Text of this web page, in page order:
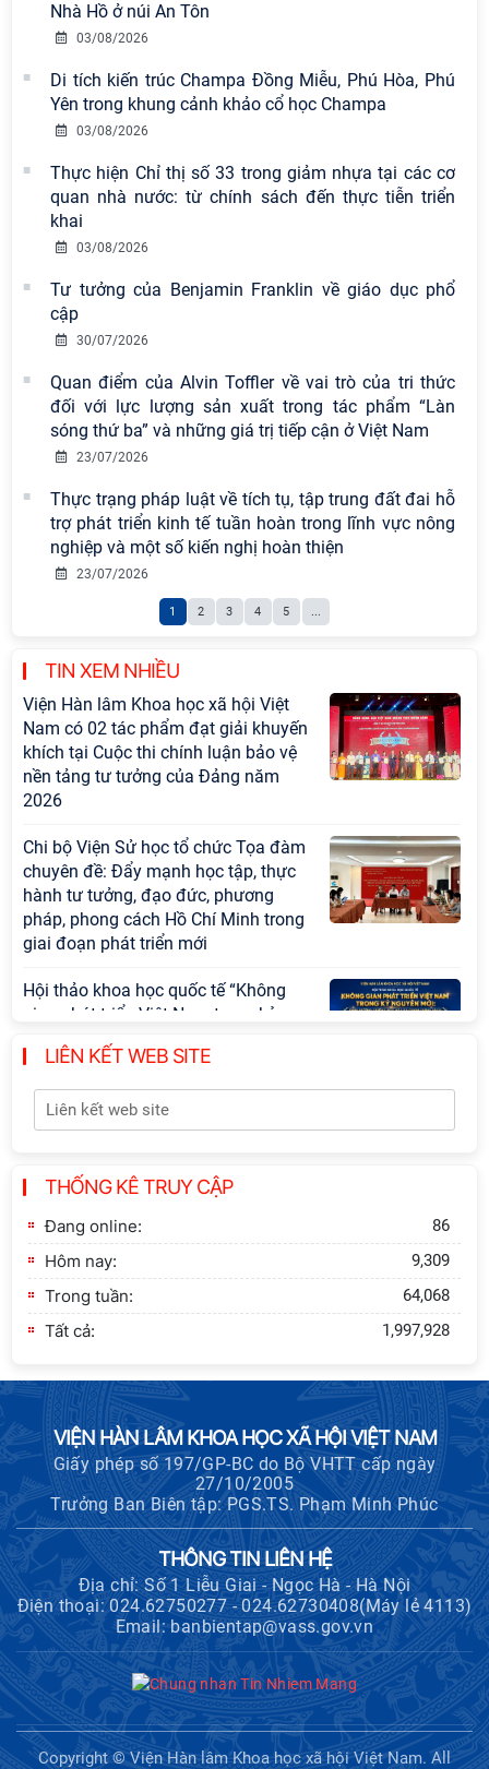
Nhà Hồ ở núi An Tôn
03/08/2026
Di tích kiến trúc Champa Đồng Miễu, Phú Hòa, Phú
Yên trong khung cảnh khảo cổ học Champa
03/08/2026
Thực hiện Chỉ thị số 33 trong giảm nhựa tại các cơ
quan nhà nước: từ chính sách đến thực tiễn triển
khai
03/08/2026
Tư tưởng của Benjamin Franklin về giáo dục phổ
cập
30/07/2026
Quan điểm của Alvin Toffler về vai trò của tri thức
đối với lực lượng sản xuất trong tác phẩm “Làn
sóng thứ ba” và những giá trị tiếp cận ở Việt Nam
23/07/2026
Thực trạng pháp luật về tích tụ, tập trung đất đai hỗ
trợ phát triển kinh tế tuần hoàn trong lĩnh vực nông
nghiệp và một số kiến nghị hoàn thiện
23/07/2026
1 2 3 4 5 ...
TIN XEM NHIỀU
Viện Hàn lâm Khoa học xã hội Việt
Nam có 02 tác phẩm đạt giải khuyến
khích tại Cuộc thi chính luận bảo vệ
nền tảng tư tưởng của Đảng năm
2026
Chi bộ Viện Sử học tổ chức Tọa đàm
chuyên đề: Đẩy mạnh học tập, thực
hành tư tưởng, đạo đức, phương
pháp, phong cách Hồ Chí Minh trong
giai đoạn phát triển mới
Hội thảo khoa học quốc tế “Không
gian phát triển Việt Nam trong kỷ
nguyên mới: Định hướng chiến lược
và lựa chọn chính sách” sẽ diễn ra
vào thứ ba, ngày 28/7/2026
Tọa đàm Giao lưu chuyên đề về
Đảng Cộng sản Trung Quốc và Đảng
Cộng sản Việt Nam trong lãnh đạo
sự nghiệp xây dựng chủ nghĩa xã hội
Hội nghị Lãnh đạo Viện Hàn lâm
Khoa học xã hội Việt Nam làm việc
với Ban Chủ nhiệm các Chương trình
Hội thảo khoa học "Kinh tế Việt Nam
6 tháng đầu năm 2026: Thách thức,
động lực và triển vọng phát triển"
Hội nghị Ban Chỉ đạo về dữ liệu Viện
Hàn lâm Khoa học xã hội Việt Nam
Hội thảo quốc tế "Không gian phát
triển Việt Nam trong kỷ nguyên mới:
Định hướng chiến lược và lựa chọn
chính sách”
Khai quật công trường khai thác đá
LIÊN KẾT WEB SITE
THỐNG KÊ TRUY CẬP
Đang online: 86
Hôm nay: 9,309
Trong tuần: 64,068
Tất cả: 1,997,928
VIỆN HÀN LÂM KHOA HỌC XÃ HỘI VIỆT NAM
Giấy phép số 197/GP-BC do Bộ VHTT cấp ngày
27/10/2005
Trưởng Ban Biên tập: PGS.TS. Phạm Minh Phúc
THÔNG TIN LIÊN HỆ
Địa chỉ: Số 1 Liễu Giai - Ngọc Hà - Hà Nội
Điện thoại: 024.62750277 - 024.62730408(Máy lẻ 4113)
Email: banbientap@vass.gov.vn
Copyright © Viện Hàn lâm Khoa học xã hội Việt Nam. All